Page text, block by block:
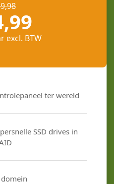
,98
,99
excl. BTW
ter wereld
SSD drives in